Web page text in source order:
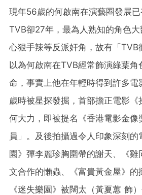
現年56歲的何啟南在演藝圈發展已
TVB卻27年，最為人熟知的角色大
心狠手辣等反派奸角，故有「TVB
以為何啟南在TVB經常飾演綠葉角
命，事實上他在年輕時得到許多電
歲時被星探發掘，首部擔正電影《
何大力，即被提名《香港電影金像
員」。及後拍攝過令人印象深刻的
園》彈李麗珍胸圍帶的謝天、《
文合作的懶蟲、《富貴黃金屋》的
《迷失樂園》被闊太（黃夏蕙 飾